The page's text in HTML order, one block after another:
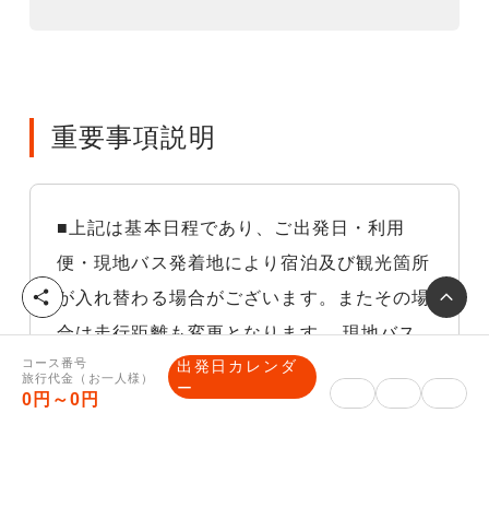
重要事項説明
■上記は基本日程であり、ご出発日・利用
便・現地バス発着地により宿泊及び観光箇所
が入れ替わる場合がございます。またその場
合は走行距離も変更となります。 現地バス
発着地が併記されている場合は、先頭に記載
されている地点からの距離を表記しておりま
コース番号
旅行代金（お一人様）
0円～0円
出発日カレンダ
ー
シ
ェ
ア